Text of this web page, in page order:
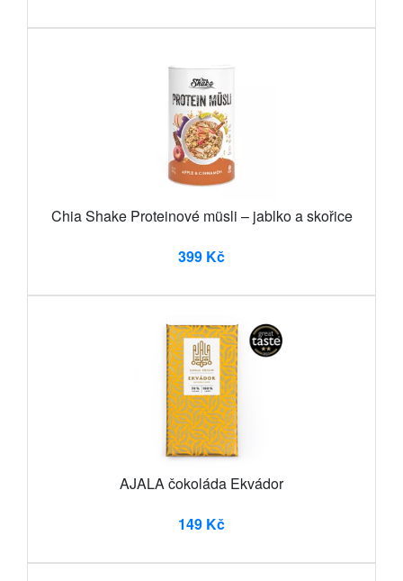
Chia Shake Proteinové müsli – jablko a skořice
399 Kč
AJALA čokoláda Ekvádor
149 Kč